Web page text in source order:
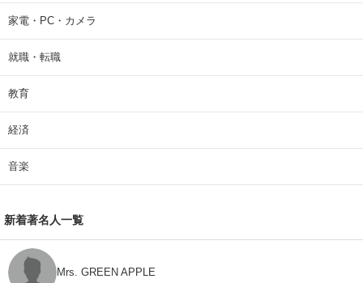
家電・PC・カメラ
就職・転職
教育
経済
音楽
新着著名人一覧
Mrs. GREEN APPLE